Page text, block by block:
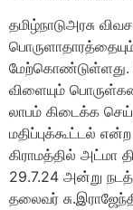
தமிழ்நாடுஅரசு
மேற்கொண்டுள்ளது.
விளையும்
லாபம் கிடைக்க
மதிப்புக்கூட்டல்
கிராமத்தில் அட்மா
29.7.24 அன்று
தலைவர்